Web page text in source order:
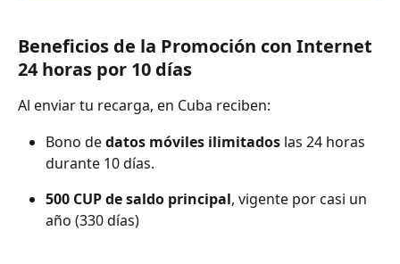
Beneficios de la Promoción con Internet
24 horas por 10 días
Al enviar tu recarga, en Cuba reciben:
Bono de datos móviles ilimitados las 24 horas
durante 10 días.
500 CUP de saldo principal, vigente por casi un
año (330 días)